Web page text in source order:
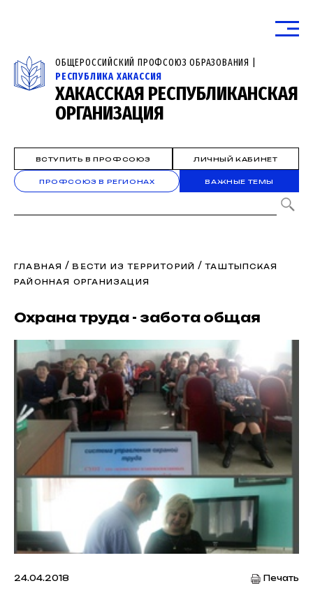
ОБЩЕРОССИЙСКИЙ ПРОФСОЮЗ ОБРАЗОВАНИЯ |
РЕСПУБЛИКА ХАКАССИЯ
ХАКАССКАЯ РЕСПУБЛИКАНСКАЯ
ОРГАНИЗАЦИЯ
ВСТУПИТЬ В ПРОФСОЮЗ ЛИЧНЫЙ КАБИНЕТ
ПРОФСОЮЗ В РЕГИОНАХ ВАЖНЫЕ ТЕМЫ
ГЛАВНАЯ / ВЕСТИ ИЗ ТЕРРИТОРИЙ /ТАШТЫПСКАЯ
РАЙОННАЯ ОРГАНИЗАЦИЯ
Охрана труда - забота общая
24.04.2018 Печать